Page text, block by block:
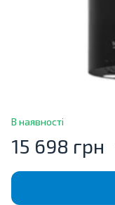
В наявності
15 698 грн